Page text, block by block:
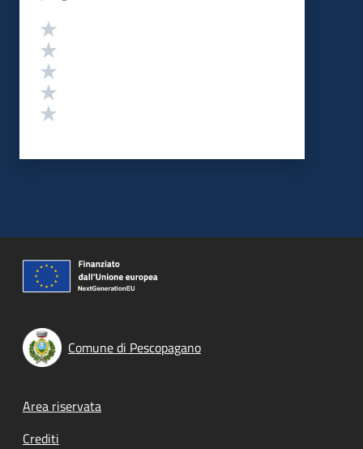
Valutazione
Comune di Pescopagano
Footer menu
Area riservata
Crediti